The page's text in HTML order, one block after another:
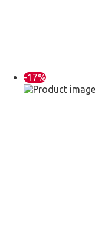
-17%